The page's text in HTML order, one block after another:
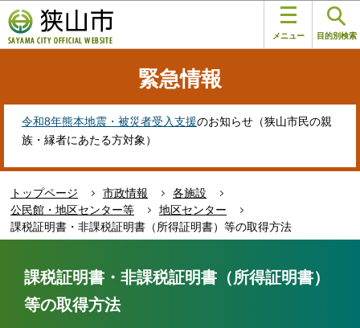
の
ペ
す
メニュー 目的別検索
緊急情報
令和8年熊本地震・被災者受入支援のお知らせ（狭山市民の親
族・縁者にあたる方対象）
トップページ 市政情報
各施設
公民館・地区センター等
地区センター
課税証明書・非課税証明書（所得証明書）等の取得方法
課税証明書・非課税証明書（所得証明書）
等の取得方法